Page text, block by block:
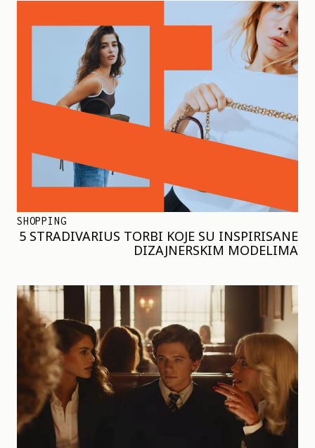
SHOPPING
5 STRADIVARIUS TORBI KOJE SU INSPIRISANE
DIZAJNERSKIM MODELIMA